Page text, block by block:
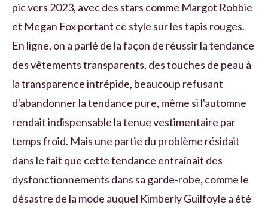
pic vers 2023, avec des stars comme Margot Robbie
et Megan Fox portant ce style sur les tapis rouges.
En ligne, on a parlé de la façon de réussir la tendance
des vêtements transparents, des touches de peau à
la transparence intrépide, beaucoup refusant
d'abandonner la tendance pure, même si l'automne
rendait indispensable la tenue vestimentaire par
temps froid. Mais une partie du problème résidait
dans le fait que cette tendance entraînait des
dysfonctionnements dans sa garde-robe, comme le
désastre de la mode auquel Kimberly Guilfoyle a été